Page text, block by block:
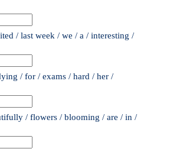
/ last week / we / a / interesting /
/ for / exams / hard / her /
/ flowers / blooming / are / in /